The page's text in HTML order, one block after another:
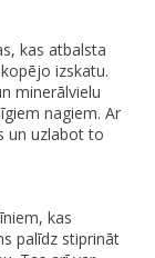
kas atbalsta
izskatu.
minerālvielu
nagiem. Ar
un uzlabot to
kas
palīdz stiprināt